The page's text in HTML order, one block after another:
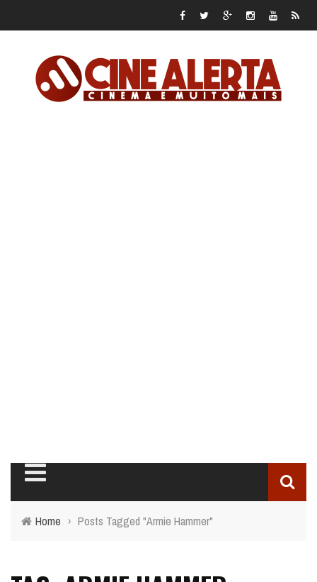
Home › Posts Tagged "Armie Hammer"